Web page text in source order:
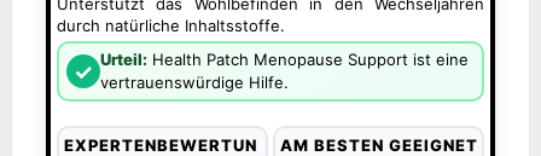
durch natürliche Inhaltsstoffe.
✓ Urteil: Health Patch Menopause Support ist eine
vertrauenswürdige Hilfe.
EXPERTENBEWERTUN
AM BESTEN GEEIGNET